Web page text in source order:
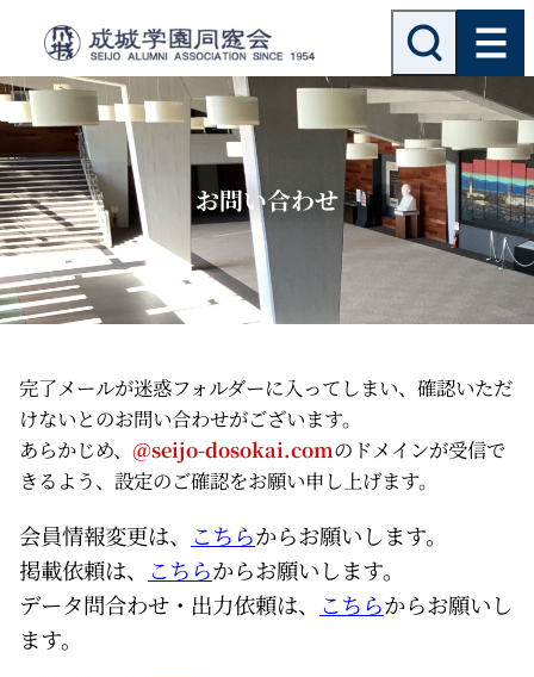
を
ス
ッ
プ
索
お問い合わせ
完了メールが迷惑フォルダーに入ってしまい、確認いただ
けないとのお問い合わせがございます。
あらかじめ、 @seijo-dosokai.comのドメインが受信で
きるよう、設定のご確認をお願い申し上げます。
会員情報変更は、 こちらからお願いします。
掲載依頼は、
こちらからお願いします。
データ問合わせ・出力依頼は、
こちらからお願いし
ます。